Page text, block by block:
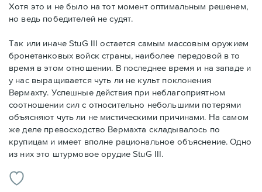
Хотя это и не было на тот момент оптимальным решенем,
но ведь победителей не судят.
Так или иначе StuG III остается самым массовым оружием
бронетанковых войск страны, наиболее передовой в то
время в этом отношении. В последнее время и на западе и
у нас выращивается чуть ли не культ поклонения
Вермахту. Успешные действия при неблагоприятном
соотношении сил с относительно небольшими потерями
объясняют чуть ли не мистическими причинами. На самом
же деле превосходство Вермахта складывалось по
крупицам и имеет вполне рациональное объяснение. Одно
из них это штурмовое орудие StuG III.